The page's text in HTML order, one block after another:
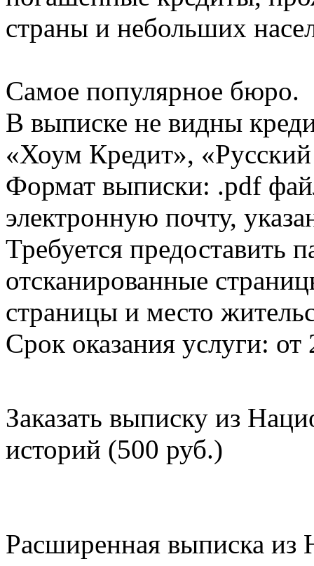
страны и небольших
Самое популярное бюро.
В выписке не видны
«Хоум Кредит»,
Формат выписки: .pdf
электронную почту,
Требуется предоставить
отсканированные
страницы и место
Срок оказания услуги: от
Заказать выписку из
историй (500 руб.)
Расширенная выписка из